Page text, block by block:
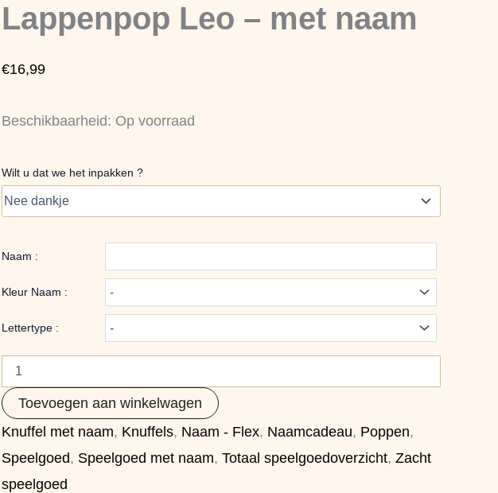
Lappenpop Leo – met naam
€16,99
Beschikbaarheid: Op voorraad
Wilt u dat we het inpakken ?
Naam :
Kleur Naam :
Lettertype :
met
Toevoegen aan winkelwagen
Knuffel met naam, Knuffels, Naam - Flex, Naamcadeau, Poppen,
Speelgoed, Speelgoed met naam, Totaal speelgoedoverzicht, Zacht
speelgoed